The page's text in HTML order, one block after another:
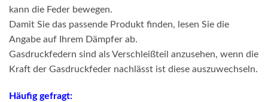
kann die Feder bewegen.
Damit Sie das passende Produkt finden, lesen Sie die
Angabe auf Ihrem Dämpfer ab.
Gasdruckfedern sind als Verschleißteil anzusehen, wenn die
Kraft der Gasdruckfeder nachlässt ist diese auszuwechseln.
Häufig gefragt: